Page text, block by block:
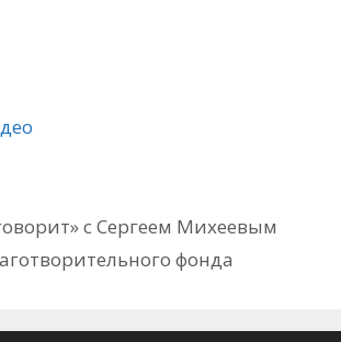
с Сергеем Михеевым
фонда